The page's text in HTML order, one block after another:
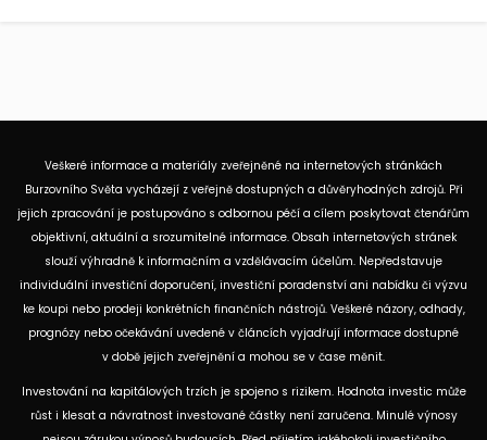
Veškeré informace a materiály zveřejněné na internetových stránkách
Burzovního Světa vycházejí z veřejně dostupných a důvěryhodných zdrojů. Při
jejich zpracování je postupováno s odbornou péčí a cílem poskytovat čtenářům
objektivní, aktuální a srozumitelné informace. Obsah internetových stránek
slouží výhradně k informačním a vzdělávacím účelům. Nepředstavuje
individuální investiční doporučení, investiční poradenství ani nabídku či výzvu
ke koupi nebo prodeji konkrétních finančních nástrojů. Veškeré názory, odhady,
prognózy nebo očekávání uvedené v článcích vyjadřují informace dostupné
v době jejich zveřejnění a mohou se v čase měnit.
Investování na kapitálových trzích je spojeno s rizikem. Hodnota investic může
růst i klesat a návratnost investované částky není zaručena. Minulé výnosy